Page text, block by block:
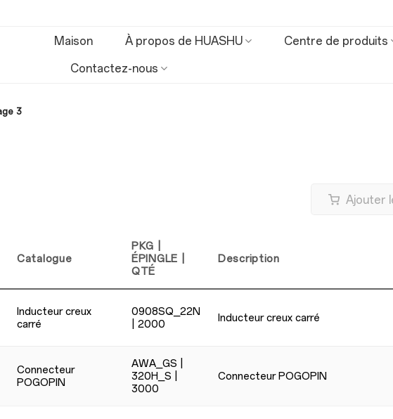
Maison À propos de HUASHU Centre de produits
Contactez-nous
3
Ajouter
Catalogue
PKG |
ÉPINGLE |
QTÉ
Description
Inducteur creux
carré
0908SQ_22N
| 2000
Inducteur creux carré
Connecteur
POGOPIN
AWA_GS |
320H_S |
3000
Connecteur POGOPIN